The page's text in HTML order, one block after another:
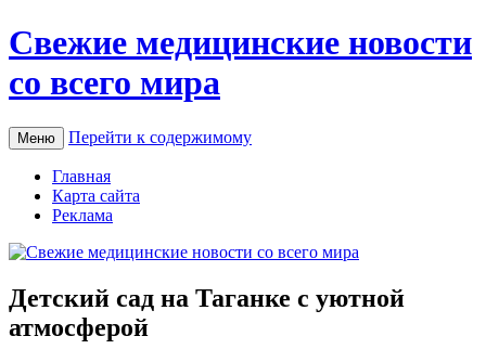
Свежие медицинские новости
со всего мира
Меню Перейти к содержимому
Главная
Карта сайта
Реклама
Детский сад на Таганке с уютной
атмосферой